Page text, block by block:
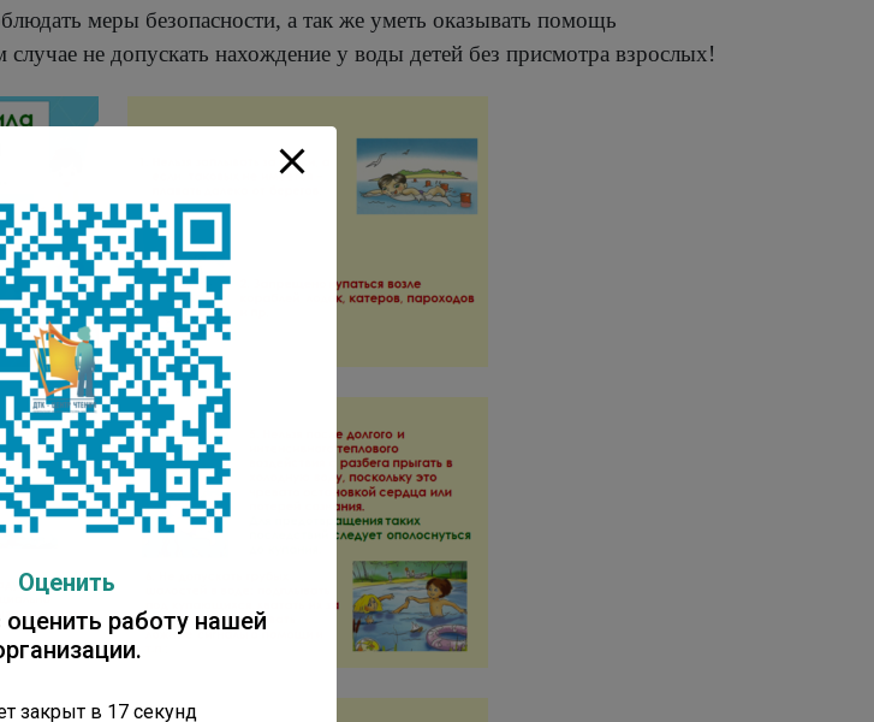
меры безопасности, а так же уметь оказывать помощь
не допускать нахождение у воды детей без присмотра взрослых!
Оценить
работу нашей
закрыт в 16 секунд